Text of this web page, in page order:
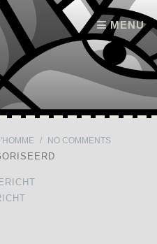
MENU
/ NO COMMENTS